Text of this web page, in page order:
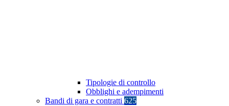
Tipologie di controllo
Obblighi e adempimenti
Bandi di gara e contratti 625